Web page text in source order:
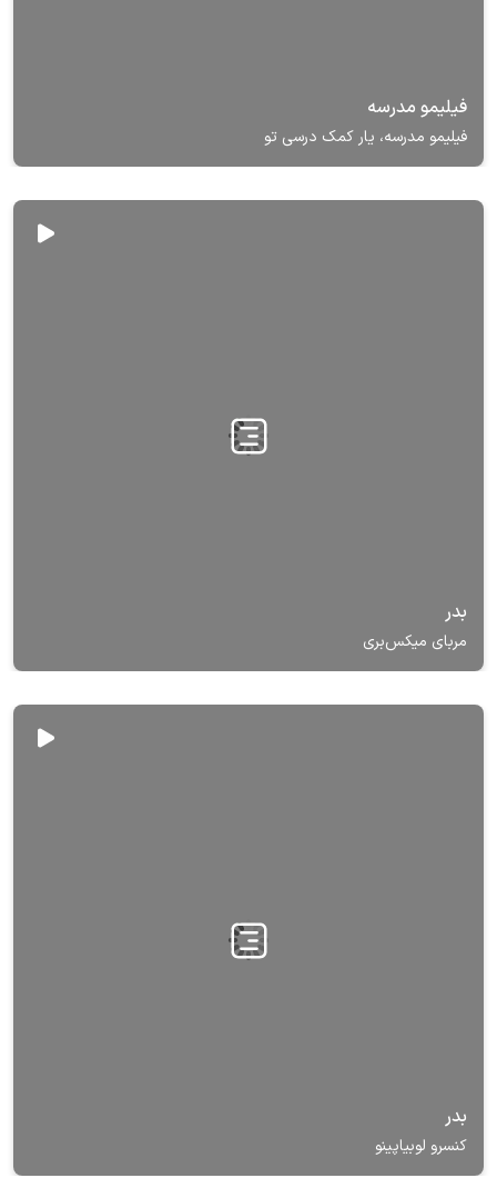
فیلیمو مدرسه
فیلیمو مدرسه، یار کمک درسی تو
بدر
مربای میکس‌بری
بدر
کنسرو لوبیاپینو